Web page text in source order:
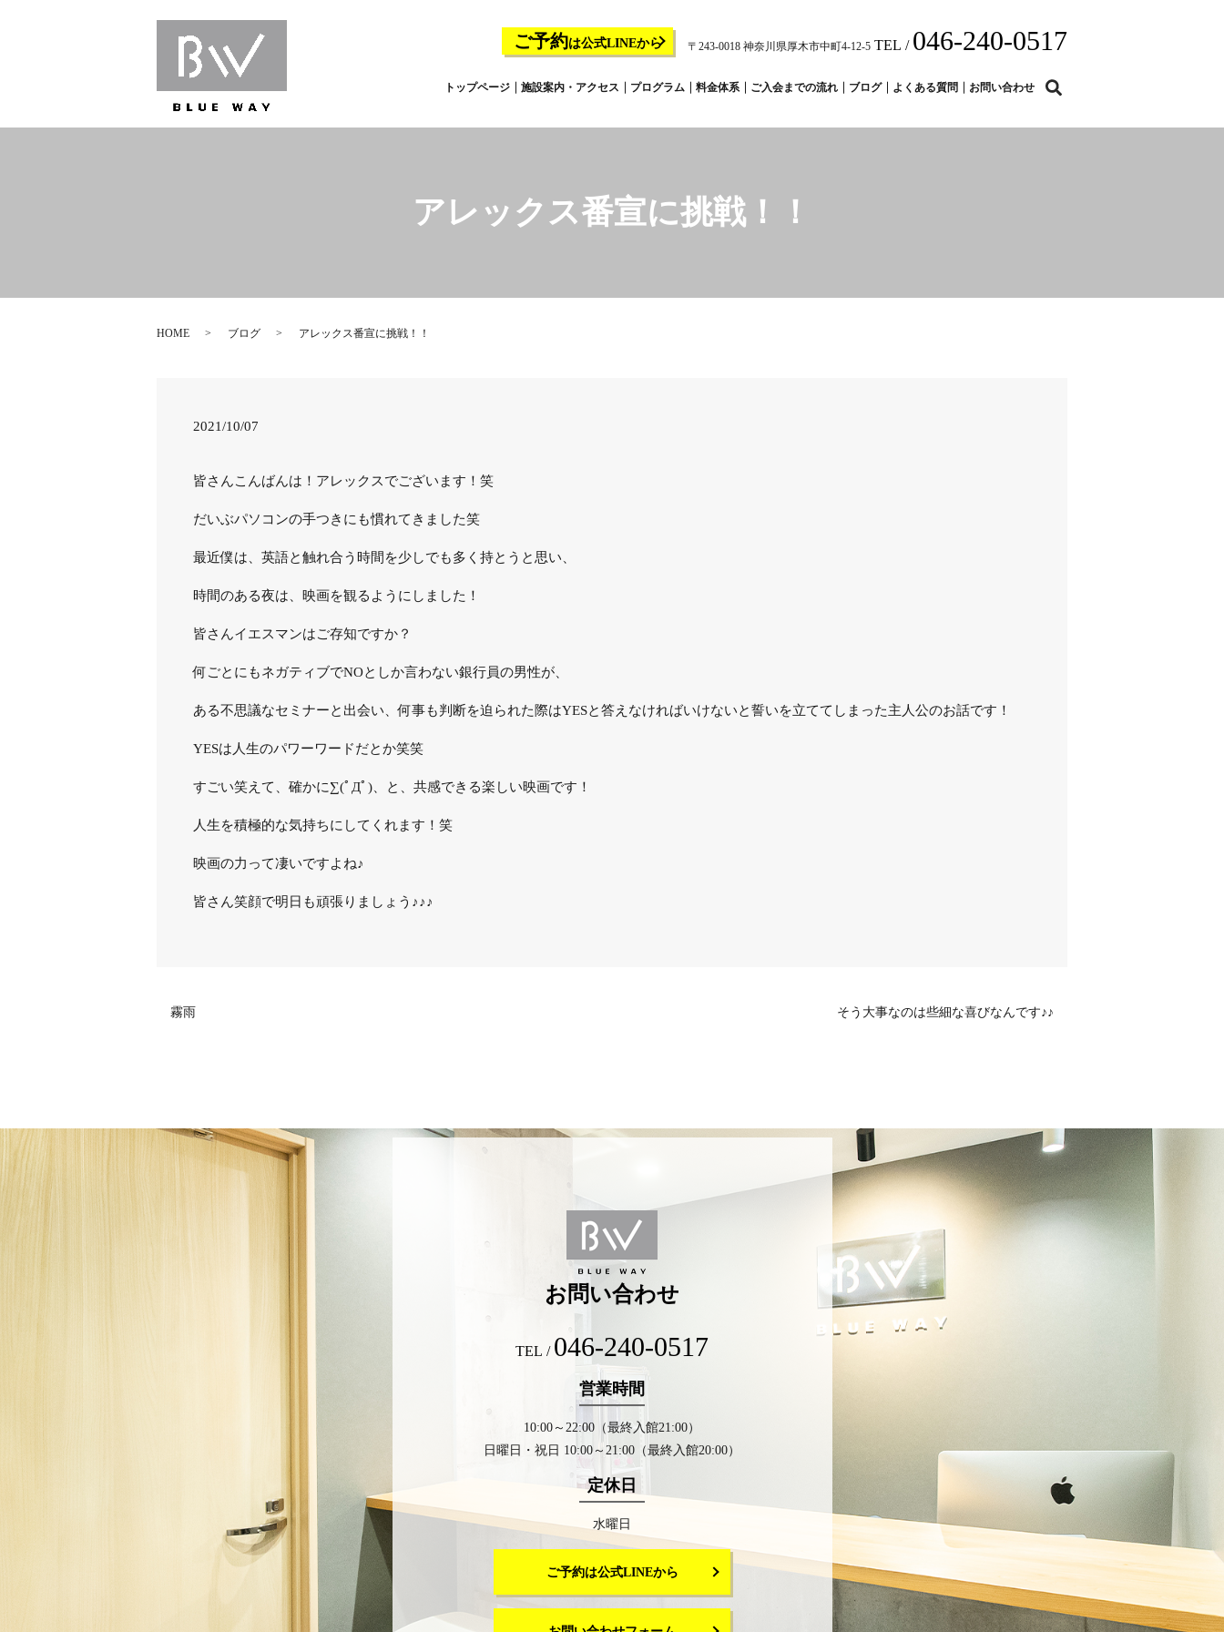
トップページ 施設案内・アクセス プログラム 料金体系 ご入会までの流れ ブログ よくある質問 お問い合わせ
ご予約は公式LINEから 〒243-0018 神奈川県厚木市中町4-12-5 TEL / 046-240-0517
アレックス番宣に挑戦！！
HOME ブログ アレックス番宣に挑戦！！
2021/10/07
皆さんこんばんは！アレックスでございます！笑
だいぶパソコンの手つきにも慣れてきました笑
最近僕は、英語と触れ合う時間を少しでも多く持とうと思い、
時間のある夜は、映画を観るようにしました！
皆さんイエスマンはご存知ですか？
何ごとにもネガティブでNOとしか言わない銀行員の男性が、
ある不思議なセミナーと出会い、何事も判断を迫られた際はYESと答えなければいけないと誓いを立ててしまった主人公のお話です！
YESは人生のパワーワードだとか笑笑
すごい笑えて、確かに∑(ﾟДﾟ)、と、共感できる楽しい映画です！
人生を積極的な気持ちにしてくれます！笑
映画の力って凄いですよね♪
皆さん笑顔で明日も頑張りましょう♪♪♪
霧雨 そう大事なのは些細な喜びなんです♪♪
お問い合わせ
TEL / 046-240-0517
営業時間
10:00～22:00（最終入館21:00）
日曜日・祝日 10:00～21:00（最終入館20:00）
定休日
水曜日
ご予約は公式LINEから